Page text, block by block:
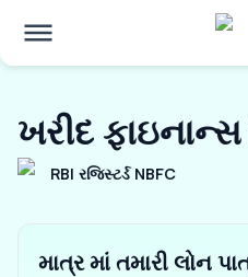
ખરીદ
RBI રજિસ્ટર્ડ NBFC
માત્ર માં તમારી લોન